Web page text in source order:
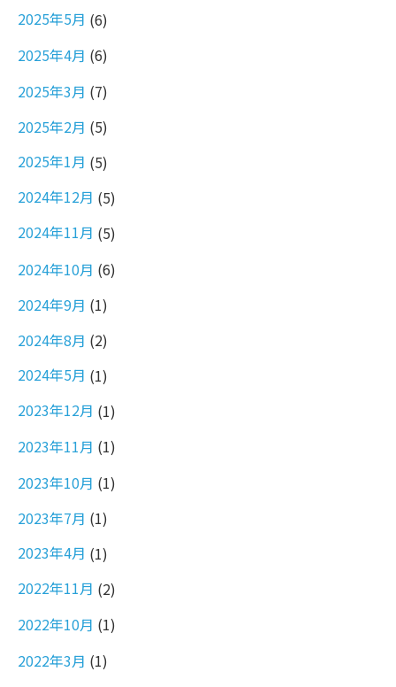
2025年5月 (6)
2025年4月 (6)
2025年3月 (7)
2025年2月 (5)
2025年1月 (5)
2024年12月 (5)
2024年11月 (5)
2024年10月 (6)
2024年9月 (1)
2024年8月 (2)
2024年5月 (1)
2023年12月 (1)
2023年11月 (1)
2023年10月 (1)
2023年7月 (1)
2023年4月 (1)
2022年11月 (2)
2022年10月 (1)
2022年3月 (1)